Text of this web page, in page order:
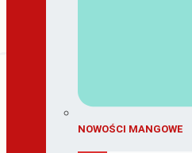
NOWOŚCI MANGOWE